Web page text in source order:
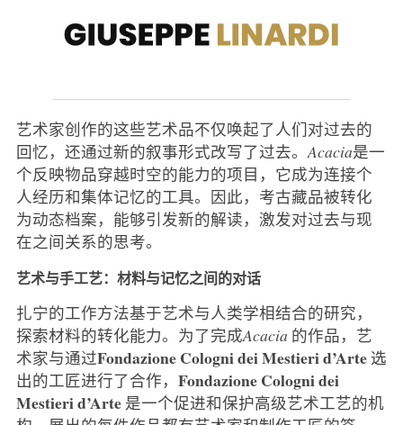
艺术家创作的这些艺术品不仅唤起了人们对过去的
回忆，还通过新的叙事形式改写了过去。Acacia是一
个反映物品穿越时空的能力的项目，它成为连接个
人经历和集体记忆的工具。因此，考古藏品被转化
为动态档案，能够引发新的解读，激发对过去与现
在之间关系的思考。
艺术与手工艺：材料与记忆之间的对话
扎宁的工作方法基于艺术与人类学相结合的研究，
探索材料的转化能力。为了完成Acacia 的作品，艺
术家与通过Fondazione Cologni dei Mestieri d’Arte选
出的工匠进行了合作， Fondazione Cologni dei
Mestieri d’Arte是一个促进和保护高级艺术工艺的机